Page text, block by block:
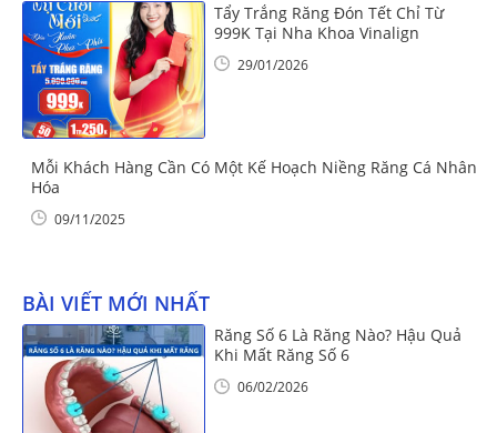
Tẩy Trắng Răng Đón Tết Chỉ Từ
999K Tại Nha Khoa Vinalign
29/01/2026
Mỗi Khách Hàng Cần Có Một Kế Hoạch Niềng Răng Cá Nhân
Hóa
09/11/2025
BÀI VIẾT MỚI NHẤT
Răng Số 6 Là Răng Nào? Hậu Quả
Khi Mất Răng Số 6
06/02/2026